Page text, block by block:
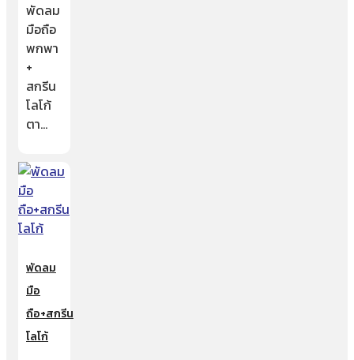
พัดลม
มือถือ
พกพา
+
สกรีน
โลโก้
ตา…
พัดลม
มือ
ถือ+สกรีน
โลโก้